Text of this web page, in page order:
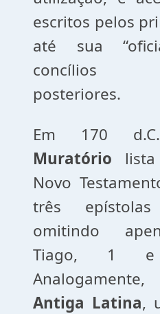
escritos pelos
até sua
concílios
posteriores.
Em 170
Muratório
Novo
três
omitindo
Tiago, 1
Antiga Latina,